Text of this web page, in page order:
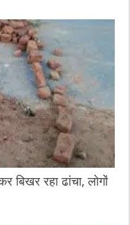
बिखर रहा ढांचा, लोगों